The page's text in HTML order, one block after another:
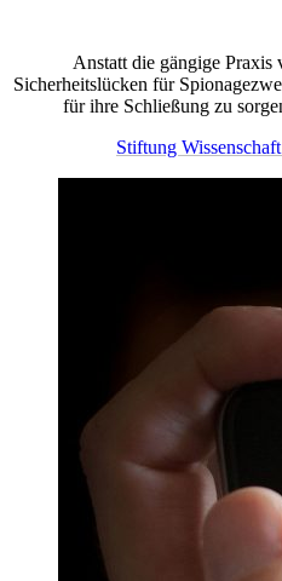
Anstatt die gängige Praxis
Sicherheitslücken für
für ihre Schließung zu
Stiftung